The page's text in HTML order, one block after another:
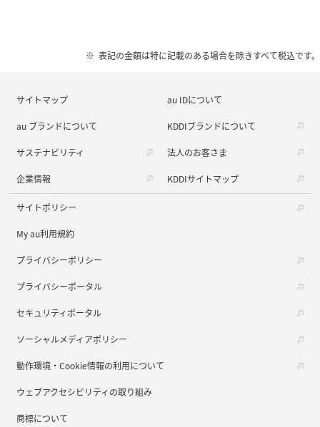
表記の金額は特に記載のある場合を除きすべて税込です。
サイトマップ au IDについて
au ブランドについて KDDIブランドについて
サステナビリティ 法人のお客さま
企業情報 KDDIサイトマップ
サイトポリシー
My au利用規約
プライバシーポリシー
プライバシーポータル
セキュリティポータル
ソーシャルメディアポリシー
動作環境・Cookie情報の利用について
ウェブアクセシビリティの取り組み
商標について